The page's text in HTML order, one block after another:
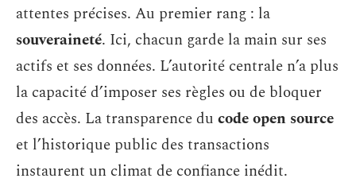
attentes précises. Au premier rang : la
souveraineté. Ici, chacun garde la main sur ses
actifs et ses données. L’autorité centrale n’a plus
la capacité d’imposer ses règles ou de bloquer
des accès. La transparence du code open source
et l’historique public des transactions
instaurent un climat de confiance inédit.